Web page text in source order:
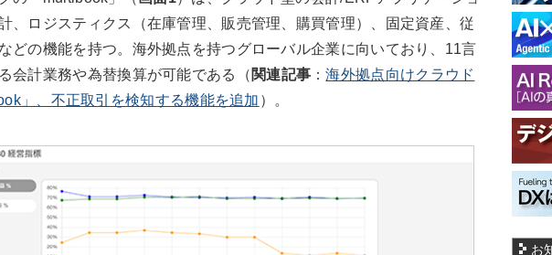
、ロジスティクス（在庫管理、販売管理、購買管理）、固定資産、従
どの機能を持つ。海外拠点を持つグローバル企業に向いており、11言
会計業務や為替換算が可能である（ 関連記事 ：海外拠点向けクラウド
」、不正取引を検知する機能を追加 ）。
お